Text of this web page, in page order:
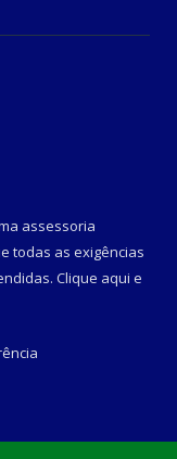
assessoria
todas as exigências
Clique aqui e